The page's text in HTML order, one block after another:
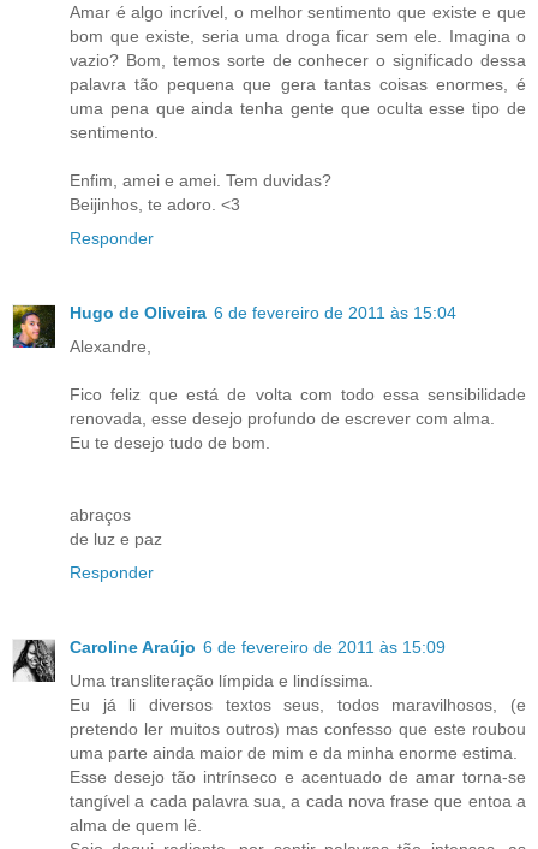
Amar é algo incrível, o melhor sentimento que existe e que
bom que existe, seria uma droga ficar sem ele. Imagina o
vazio? Bom, temos sorte de conhecer o significado dessa
palavra tão pequena que gera tantas coisas enormes, é
uma pena que ainda tenha gente que oculta esse tipo de
sentimento.
Enfim, amei e amei. Tem duvidas?
Beijinhos, te adoro. <3
Responder
Hugo de Oliveira 6 de fevereiro de 2011 às 15:04
Alexandre,
Fico feliz que está de volta com todo essa sensibilidade
renovada, esse desejo profundo de escrever com alma.
Eu te desejo tudo de bom.
abraços
de luz e paz
Responder
Caroline Araújo 6 de fevereiro de 2011 às 15:09
Uma transliteração límpida e lindíssima.
Eu já li diversos textos seus, todos maravilhosos, (e
pretendo ler muitos outros) mas confesso que este roubou
uma parte ainda maior de mim e da minha enorme estima.
Esse desejo tão intrínseco e acentuado de amar torna-se
tangível a cada palavra sua, a cada nova frase que entoa a
alma de quem lê.